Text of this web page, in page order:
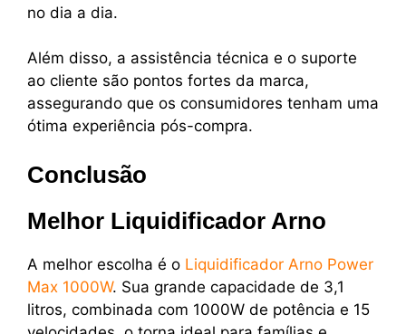
no dia a dia.
Além disso, a assistência técnica e o suporte
ao cliente são pontos fortes da marca,
assegurando que os consumidores tenham uma
ótima experiência pós-compra.
Conclusão
Melhor Liquidificador Arno
A melhor escolha é o Liquidificador Arno Power
Max 1000W. Sua grande capacidade de 3,1
litros, combinada com 1000W de potência e 15